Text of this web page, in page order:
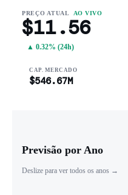
PREÇO ATUAL AO VIVO
$11.56
▲ 0.32% (24h)
CAP. MERCADO
$546.67M
Previsão por Ano
Deslize para ver todos os anos →